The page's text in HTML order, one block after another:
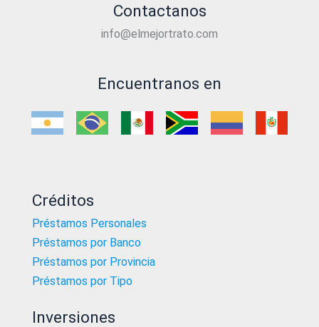
Contactanos
info@elmejortrato.com
Encuentranos en
Créditos
Préstamos Personales
Préstamos por Banco
Préstamos por Provincia
Préstamos por Tipo
Inversiones